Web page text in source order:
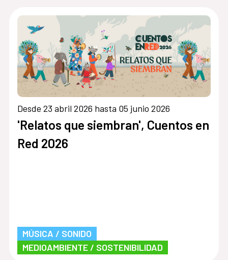
Desde 23 abril 2026 hasta 05 junio 2026
'Relatos que siembran', Cuentos en
Red 2026
MÚSICA / SONIDO
MEDIOAMBIENTE / SOSTENIBILIDAD